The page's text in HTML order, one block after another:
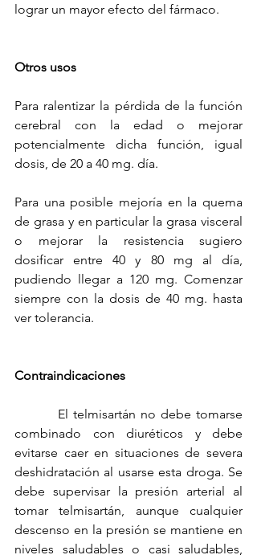
lograr un mayor efecto del fármaco.
Otros usos
Para ralentizar la pérdida de la función
cerebral con la edad o mejorar
potencialmente dicha función, igual
dosis, de 20 a 40 mg. día.
Para una posible mejoría en la quema
de grasa y en particular la grasa visceral
o mejorar la resistencia sugiero
dosificar entre 40 y 80 mg al día,
pudiendo llegar a 120 mg. Comenzar
siempre con la dosis de 40 mg. hasta
ver tolerancia.
Contraindicaciones
combinado con diuréticos y debe
evitarse caer en situaciones de severa
deshidratación al usarse esta droga. Se
debe supervisar la presión arterial al
tomar telmisartán, aunque cualquier
descenso en la presión se mantiene en
niveles saludables o casi saludables,